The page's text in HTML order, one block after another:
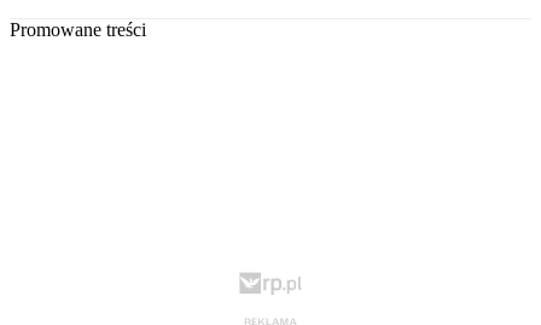
Promowane treści